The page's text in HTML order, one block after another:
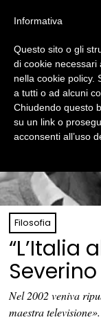
Filosofia
“L’Italia
Nel 2002 veniva
maestra
Informativa
Questo sito o gli
di cookie necessari
nella cookie policy.
a tutti o ad alcuni
Chiudendo questo
su un link o
acconsenti all’uso